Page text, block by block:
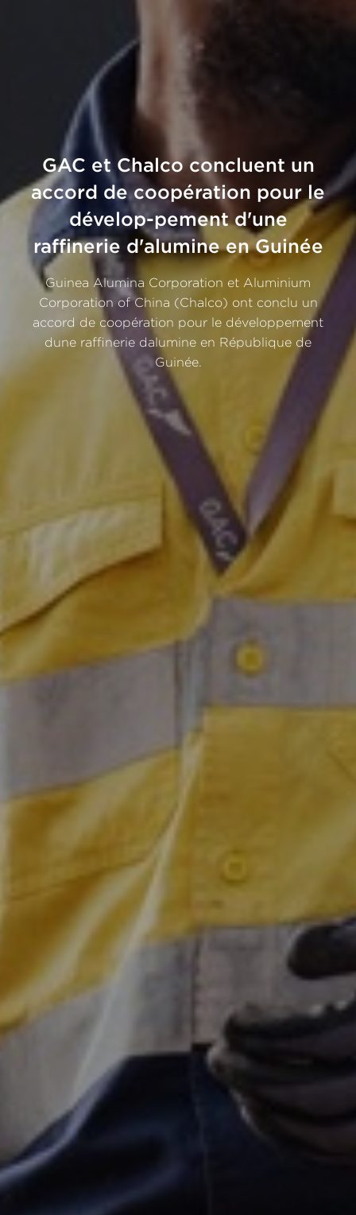
GAC et Chalco concluent un
accord de coopération pour le
dévelop-pement d'une
raffinerie d'alumine en Guinée
Guinea Alumina Corporation et Aluminium
Corporation of China (Chalco) ont conclu un
accord de coopération pour le développement
dune raffinerie dalumine en République de
Guinée.